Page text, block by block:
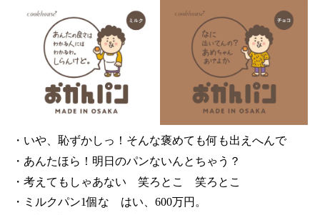
・いや、恥ずかしっ！そんな褒めても何も出えへんで
・あんたほら！明日のパンないんとちゃう？
・考えてもしゃあない 笑ろとこ 笑ろとこ
・ミルクパン1個な はい、600万円。